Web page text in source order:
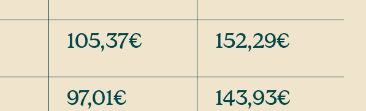
105,37€ 152,29€
97,01€ 143,93€